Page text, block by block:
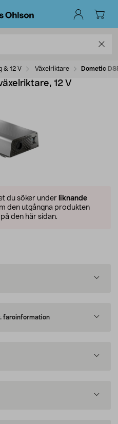
& 12 V Växelriktare Dometic
12 V
du söker under liknande
den utgångna produkten
den här sidan.
faroinformation